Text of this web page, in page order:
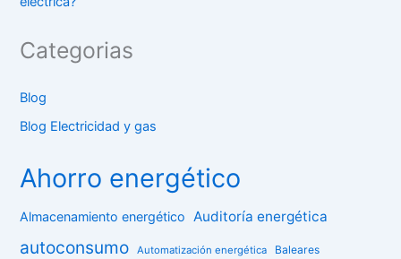
Categorias
Blog
Blog Electricidad y gas
Ahorro energético
Almacenamiento energético Auditoría energética
autoconsumo Automatización energética Baleares